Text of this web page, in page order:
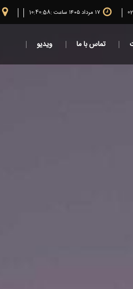
۱۷ مرداد ۱۴۰۵ ساعت : 10:40:59
تماس با ما ویدیو